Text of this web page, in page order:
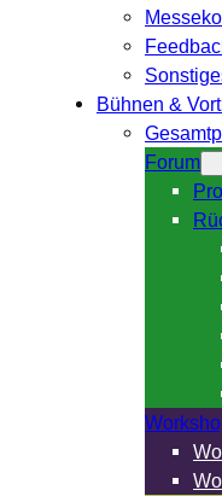
Bühnen &
Forum